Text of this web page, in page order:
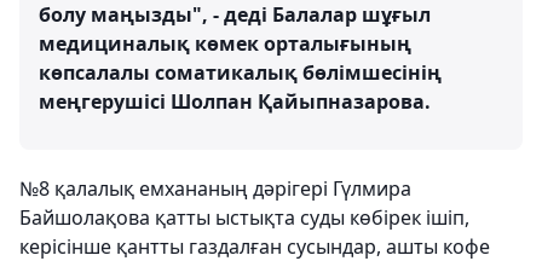
болу маңызды", - деді Балалар шұғыл
медициналық көмек орталығының
көпсалалы соматикалық бөлімшесінің
меңгерушісі Шолпан Қайыпназарова.
№8 қалалық емхананың дәрігері Гүлмира
Байшолақова қатты ыстықта суды көбірек ішіп,
керісінше қантты газдалған сусындар, ашты кофе